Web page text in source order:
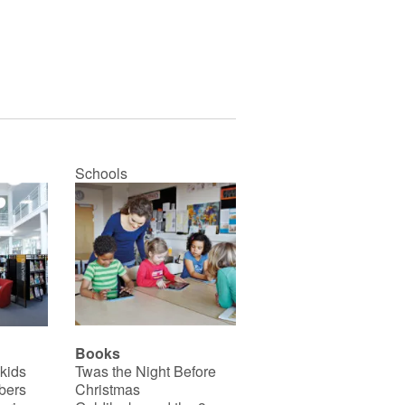
Schools
Books
Twas the Night Before
Christmas